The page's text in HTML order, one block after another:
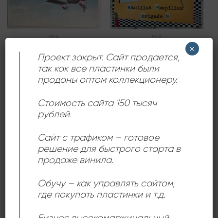
SKA
2000,00 ₽
Продается: Интернет-магазин
Продано
SKA
Наутилус Помпилиус.
2300,00₽
Продается: Интернет-магазин
Продано
Add to
wishlist
Проект закрыт. Сайт продается,
так как все пластинки были
проданы оптом коллекционеру.
Стоимость сайта 150 тысяч
рублей.
Сайт с трафиком – готовое
решение для быстрого старта в
продаже винила.
Обучу – как управлять сайтом,
где покупать пластинки и т.д.
×